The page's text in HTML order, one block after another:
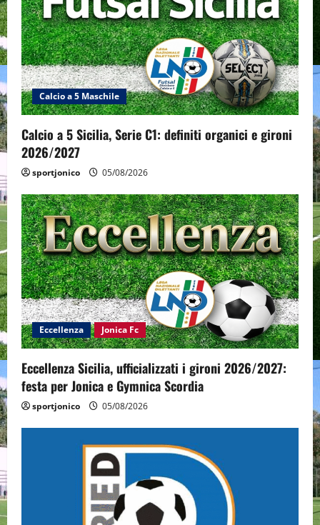
Calcio a 5 Maschile
Calcio a 5 Sicilia, Serie C1: definiti organici e gironi
2026/2027
sportjonico 05/08/2026
Eccellenza Jonica Fc
Eccellenza Sicilia, ufficializzati i gironi 2026/2027:
festa per Jonica e Gymnica Scordia
sportjonico 05/08/2026